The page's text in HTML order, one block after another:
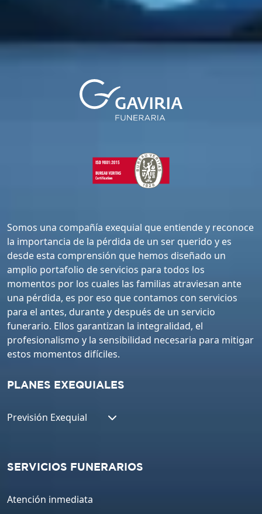
Somos una compañía exequial que entiende y reconoce
la importancia de la pérdida de un ser querido y es
desde esta comprensión que hemos diseñado un
amplio portafolio de servicios para todos los
momentos por los cuales las familias atraviesan ante
una pérdida, es por eso que contamos con servicios
para el antes, durante y después de un servicio
funerario. Ellos garantizan la integralidad, el
profesionalismo y la sensibilidad necesaria para mitigar
estos momentos difíciles.
PLANES EXEQUIALES
Previsión Exequial
SERVICIOS FUNERARIOS
Atención inmediata